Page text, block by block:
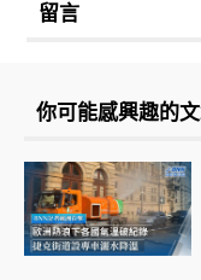
留言
你可能感興趣的